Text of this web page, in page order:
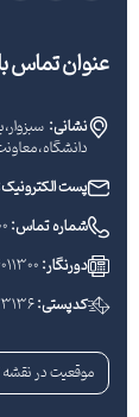
عنوان تماس با
نشانی:
پست الکترونیک:
شماره تماس:
دورنگار:
کدپستی:
موقعیت در نقشه